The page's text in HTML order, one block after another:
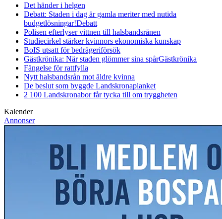
Det händer i helgen
Debatt: Staden i dag är gamla meriter med nutida
budgetlösningar!Debatt
Polisen efterlyser vittnen till halsbandsrånen
Studiecirkel stärker kvinnors ekonomiska kunskap
BoIS utsatt för bedrägeriförsök
Gästkrönika: När staden glömmer sina spårGästkrönika
Fängelse för rattfylla
Nytt halsbandsrån mot äldre kvinna
De beslut som byggde Landskronaplanket
2 100 Landskronabor får tycka till om tryggheten
Kalender
Annonser